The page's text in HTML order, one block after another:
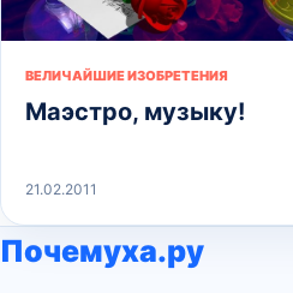
ВЕЛИЧАЙШИЕ ИЗОБРЕТЕНИЯ
Маэстро, музыку!
21.02.2011
Почемуха.ру